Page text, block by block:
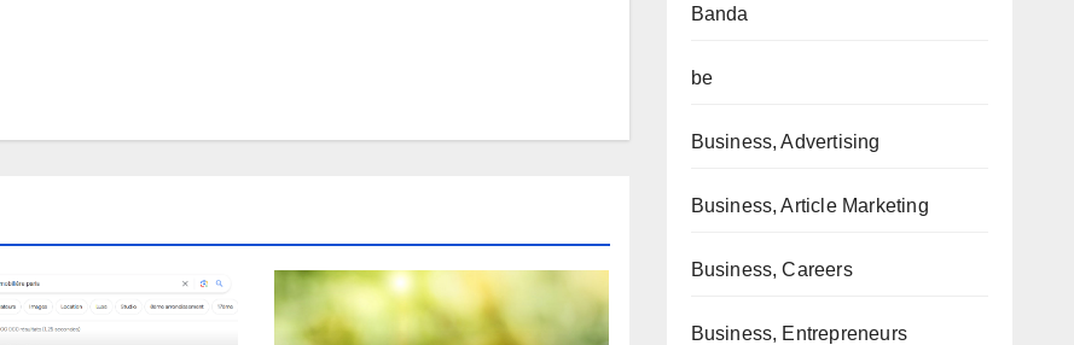
Banda
be
Business, Advertising
Business, Article Marketing
Business, Careers
Business, Entrepreneurs